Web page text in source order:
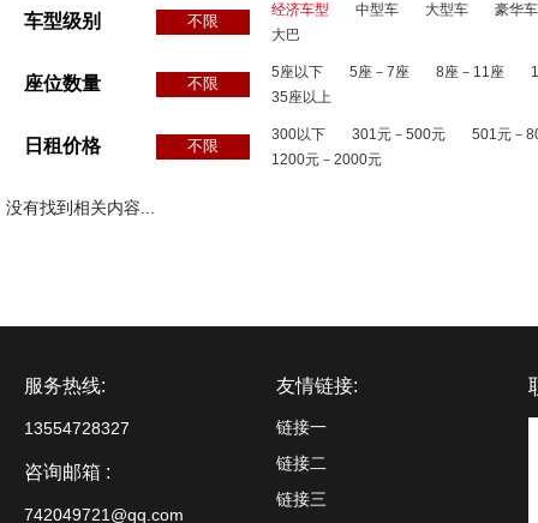
车型级别 不限
经济车型 中型车 大型车
豪华
大巴
座位数量 不限
5座以下 5座－7座 8座－11座
35座以上
日租价格 不限
300以下 301元－500元
501元－
1200元－2000元
没有找到相关内容...
服务热线:
13554728327
咨询邮箱 :
742049721@qq.com
友情链接:
链接一
链接二
链接三